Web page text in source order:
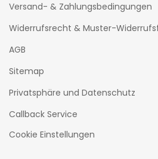
Versand- & Zahlungsbedingungen
Widerrufsrecht & Muster-
AGB
Sitemap
Privatsphäre und Datenschutz
Callback Service
Cookie Einstellungen